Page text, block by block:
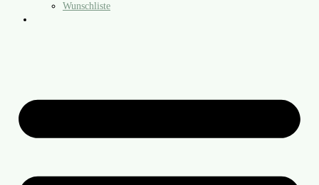
Wunschliste